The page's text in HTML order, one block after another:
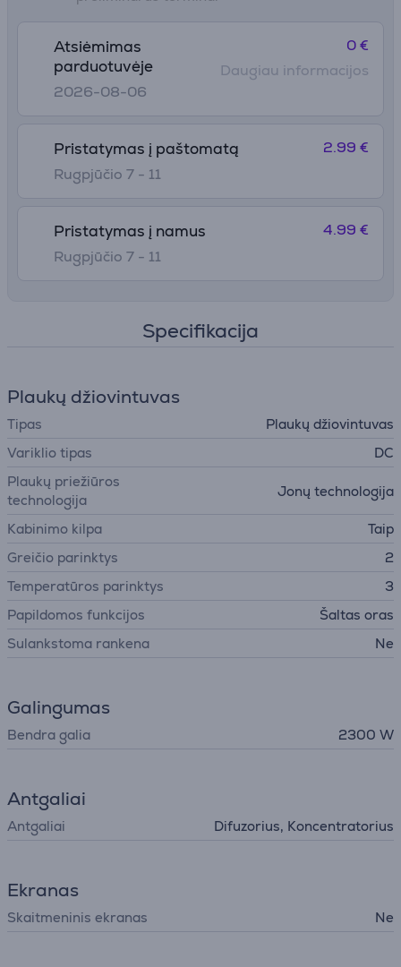
Atsiėmimas
parduotuvėje
2026-08-06
0 €
Daugiau informacijos
Pristatymas į paštomatą
Rugpjūčio 7 - 11
2.99 €
Pristatymas į namus
Rugpjūčio 7 - 11
4.99 €
Specifikacija
Plaukų džiovintuvas
Tipas
Plaukų džiovintuvas
Variklio tipas
DC
Plaukų priežiūros
technologija
Jonų technologija
Kabinimo kilpa
Taip
Greičio parinktys
2
Temperatūros parinktys
3
Papildomos funkcijos
Šaltas oras
Sulankstoma rankena
Ne
Galingumas
Bendra galia 2300 W
Antgaliai
Antgaliai Difuzorius, Koncentratorius
Ekranas
Skaitmeninis ekranas Ne